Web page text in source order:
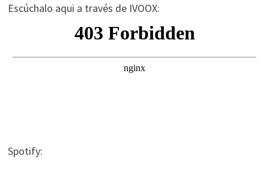
Escúchalo aqui a través de IVOOX:
Spotify: